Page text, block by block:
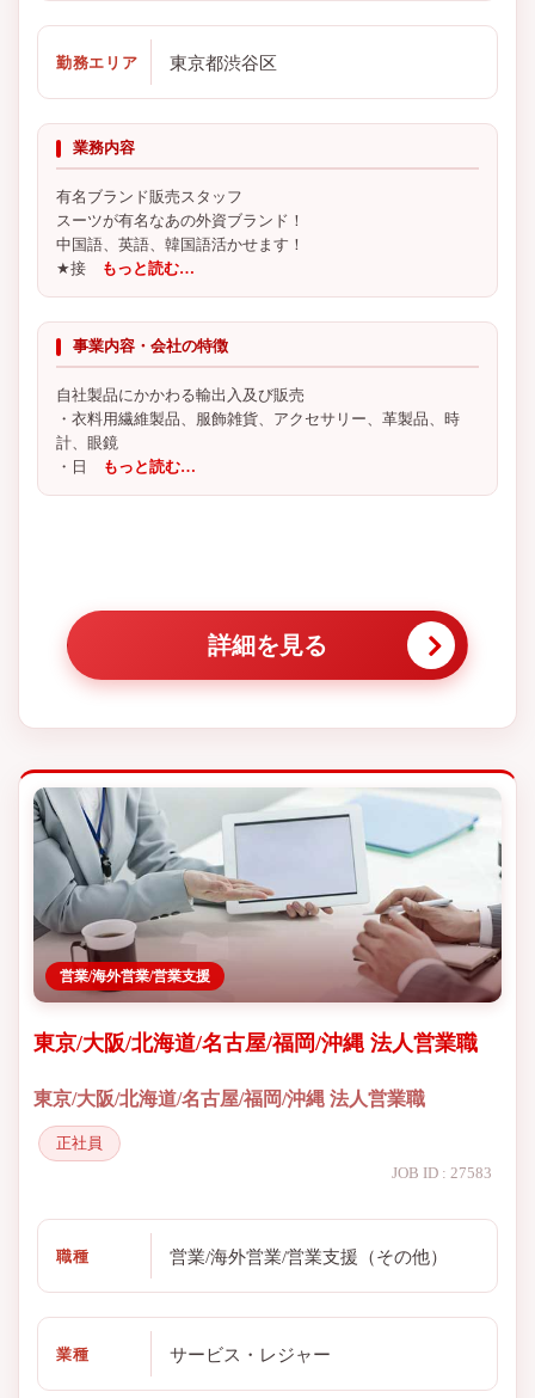
勤務エリア 東京都渋谷区
業務内容
有名ブランド販売スタッフ
スーツが有名なあの外資ブランド！
中国語、英語、韓国語活かせます！
★接 もっと読む…
事業内容・会社の特徴
自社製品にかかわる輸出入及び販売
・衣料用繊維製品、服飾雑貨、アクセサリー、革製品、時
計、眼鏡
・日
もっと読む…
詳細を見る
営業/海外営業/営業支援
東京/大阪/北海道/名古屋/福岡/沖縄 法人営業職
東京/大阪/北海道/名古屋/福岡/沖縄 法人営業職
正社員
JOB ID : 27583
職種 営業/海外営業/営業支援（その他）
業種 サービス・レジャー